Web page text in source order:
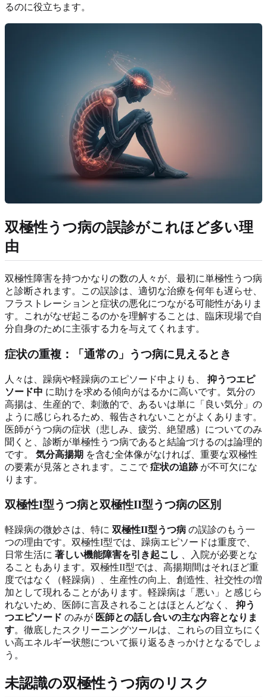
るのに役立ちます。
双極性うつ病の誤診がこれほど多い理
由
双極性障害を持つかなりの数の人々が、最初に単極性うつ病
と診断されます。この誤診は、適切な治療を何年も遅らせ、
フラストレーションと症状の悪化につながる可能性がありま
す。これがなぜ起こるのかを理解することは、臨床現場で自
分自身のために主張する力を与えてくれます。
症状の重複：「通常の」うつ病に見えるとき
人々は、躁病や軽躁病のエピソード中よりも、 抑うつエピ
ソード中 に助けを求める傾向がはるかに高いです。気分の
高揚は、生産的で、刺激的で、あるいは単に「良い気分」の
ように感じられるため、報告されないことがよくあります。
医師がうつ病の症状（悲しみ、疲労、絶望感）についてのみ
聞くと、診断が単極性うつ病であると結論づけるのは論理的
です。 気分高揚期 を含む全体像がなければ、重要な双極性
の要素が見落とされます。ここで症状の追跡が不可欠にな
ります。
双極性I型うつ病と双極性II型うつ病の区別
軽躁病の微妙さは、特に 双極性II型うつ病 の誤診のもう一
つの理由です。双極性I型では、躁病エピソードは重度で、
日常生活に 著しい機能障害を引き起こし
、入院が必要とな
ることもあります。双極性II型では、高揚期間はそれほど重
度ではなく（軽躁病）、生産性の向上、創造性、社交性の増
加として現れることがあります。軽躁病は「悪い」と感じら
れないため、医師に言及されることはほとんどなく、 抑う
つエピソード のみが 医師との話し合いの主な内容となりま
す。徹底したスクリーニングツールは、これらの目立ちにく
い高エネルギー状態について振り返るきっかけとなるでしょ
う。
未認識の双極性うつ病のリスク